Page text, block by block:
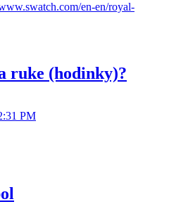
en-en/royal-
ruke (hodinky)?
PM